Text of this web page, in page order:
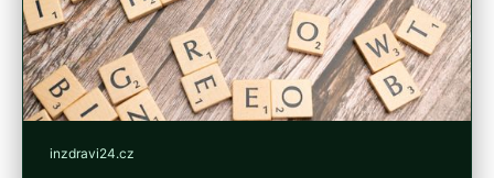
inzdravi24.cz